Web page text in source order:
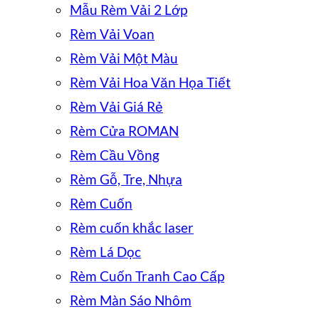
Mẫu Rèm Vải 2 Lớp
Rèm Vải Voan
Rèm Vải Một Màu
Rèm Vải Hoa Văn Họa Tiết
Rèm Vải Giá Rẻ
Rèm Cửa ROMAN
Rèm Cầu Vồng
Rèm Gỗ, Tre, Nhựa
Rèm Cuốn
Rèm cuốn khắc laser
Rèm Lá Dọc
Rèm Cuốn Tranh Cao Cấp
Rèm Màn Sáo Nhôm